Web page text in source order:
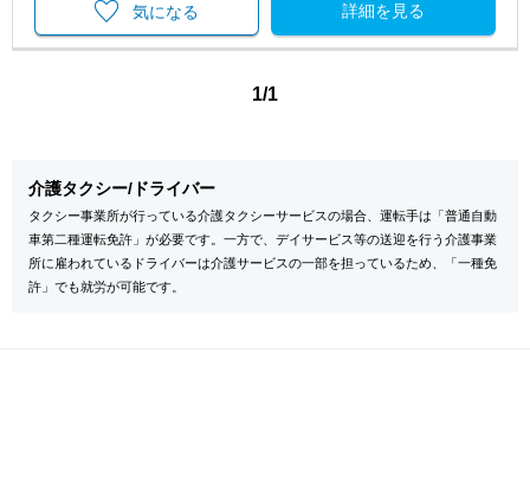
詳細を見る
気になる
1/1
介護タクシー/ドライバー
タクシー事業所が行っている介護タクシーサービスの場合、運転手は「普通自動
車第二種運転免許」が必要です。一方で、デイサービス等の送迎を行う介護事業
所に雇われているドライバーは介護サービスの一部を担っているため、「一種免
許」でも就労が可能です。